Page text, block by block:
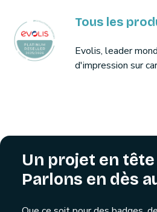
Tous les
Evolis, leader
d'impression sur
Un projet en tête
Parlons en dès